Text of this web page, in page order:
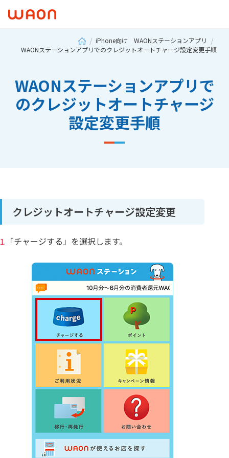
iPhone向け WAONステーションアプリ
WAONステーションアプリでのクレジットオートチャージ設定変更手順
WAONステーションアプリで
のクレジットオートチャージ
設定変更手順
クレジットオートチャージ設定変更
1. 「チャージする」を選択します。